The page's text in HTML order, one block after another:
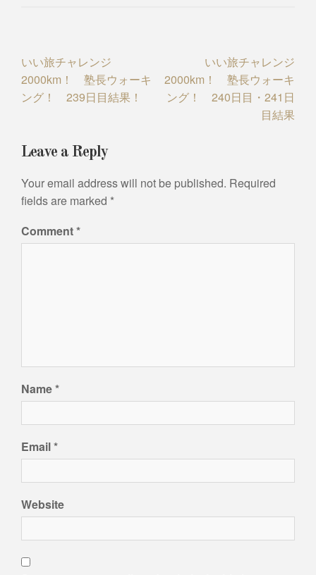
Post
navigation
いい旅チャレンジ
2000km！ 塾長ウォーキ
ング！ 239日目結果！
いい旅チャレンジ
2000km！ 塾長ウォーキ
ング！ 240日目・241日
目結果
Leave a Reply
Your email address will not be published. Required
fields are marked *
Comment*
Name*
Email*
Website